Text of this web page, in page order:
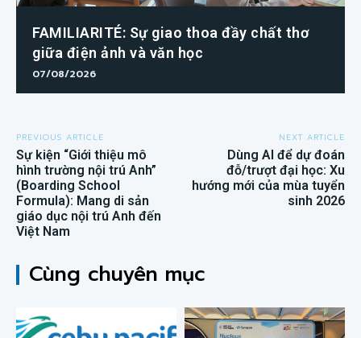
FAMILIARITÉ: Sự giao thoa đầy chất thơ
giữa điện ảnh và văn học
07/08/2026
PREVIOUS ARTICLE
Sự kiện “Giới thiệu mô
hình trường nội trú Anh”
(Boarding School
Formula): Mang di sản
giáo dục nội trú Anh đến
Việt Nam
NEXT ARTICLE
Dùng AI để dự đoán
đỗ/trượt đại học: Xu
hướng mới của mùa tuyển
sinh 2026
Cùng chuyên mục